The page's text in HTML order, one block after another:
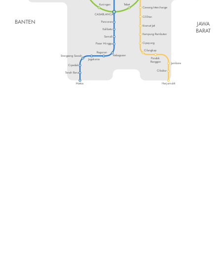
Cawang Interchange
Cililitan
Kramat Jati
Kampung Rambutan
Cipayung
Cilangkap
Pondok
Ranggon
Jambore
Cibubur
Harjamukti
Pancoran
Kalibata
Samali
Pasar Minggu
Kebagusan
Ragunan
Jagakarsa
Srengseng Sawah
Cipedak
Tanah Baru
Matoa
CASABLANCA
Kuningan
Tebet
BANTEN
JAWA
BARAT